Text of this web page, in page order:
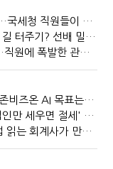
"본청은 원래 힘들다?"…국세청 직원들이 떠나는 이유
국세청 조기명퇴…후배 길 터주기? 선배 밀어내기?
"한 번만 더 건드려봐"…직원에 폭발한 관세청장, 왜?
세법에서 노무까지…더존비즈온 AI 목표는 '전문가의 시간'
"연예인 1인 기획사, '법인만 세우면 절세' 시대 끝났다"
사람 읽는 세무사와 세법 읽는 회계사가 만나면?